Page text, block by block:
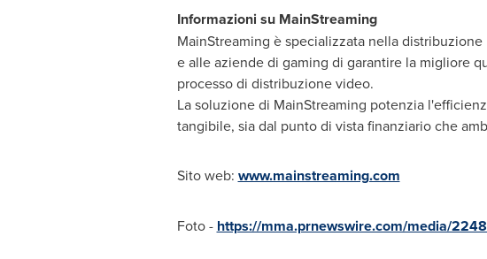
Informazioni su MainStreaming
MainStreaming è specializzata nella
e alle aziende di gaming di garantire la migliore
processo di distribuzione video.
La soluzione di MainStreaming potenzia
tangibile, sia dal punto di vista finanziario che
Sito web: www.mainstreaming.com
Foto - https://mma.prnewswire.com/media/